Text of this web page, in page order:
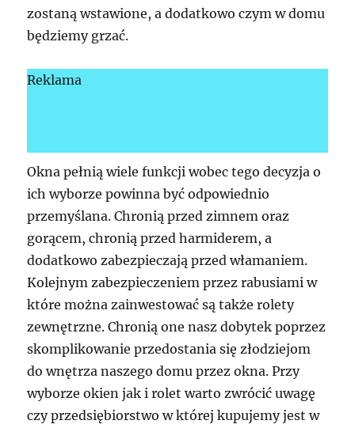
zostaną wstawione, a dodatkowo czym w domu
będziemy grzać.
Reklama
Okna pełnią wiele funkcji wobec tego decyzja o
ich wyborze powinna być odpowiednio
przemyślana. Chronią przed zimnem oraz
gorącem, chronią przed harmiderem, a
dodatkowo zabezpieczają przed włamaniem.
Kolejnym zabezpieczeniem przez rabusiami w
które można zainwestować są także rolety
zewnętrzne. Chronią one nasz dobytek poprzez
skomplikowanie przedostania się złodziejom
do wnętrza naszego domu przez okna. Przy
wyborze okien jak i rolet warto zwrócić uwagę
czy przedsiębiorstwo w której kupujemy jest w